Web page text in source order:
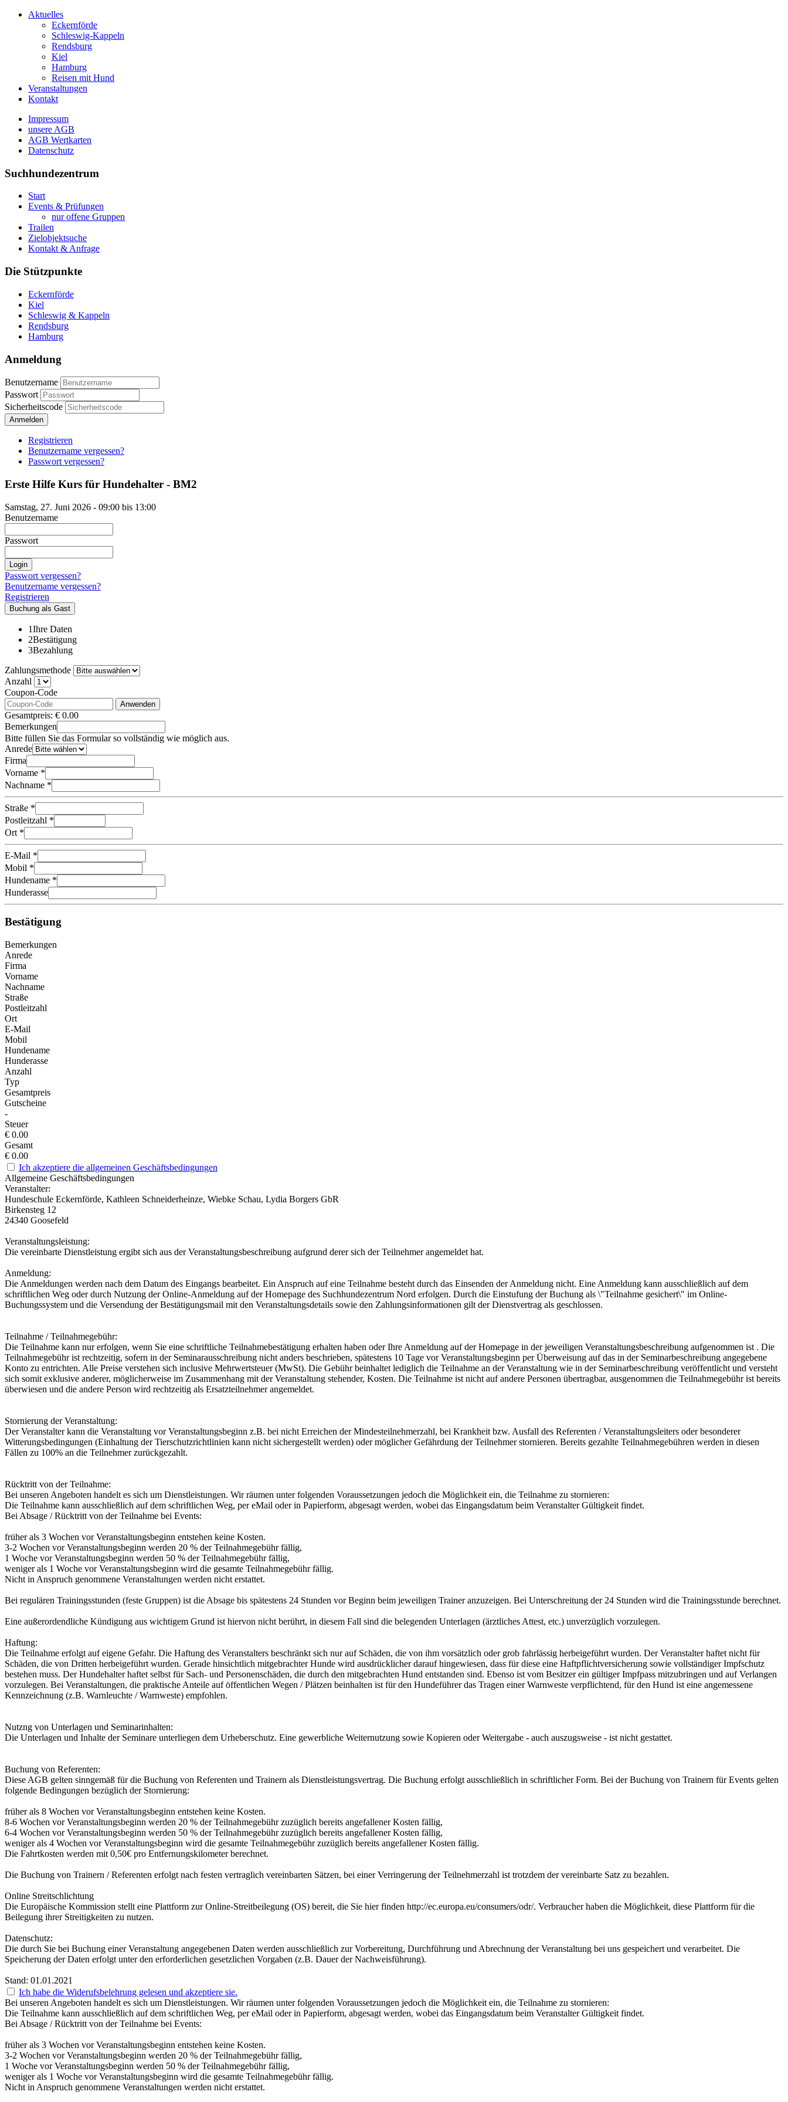
Aktuelles
Eckernförde
Schleswig-Kappeln
Rendsburg
Kiel
Hamburg
Reisen mit Hund
Veranstaltungen
Kontakt
Impressum
unsere AGB
AGB Wertkarten
Datenschutz
Suchhundezentrum
Start
Events & Prüfungen
nur offene Gruppen
Trailen
Zielobjektsuche
Kontakt & Anfrage
Die Stützpunkte
Eckernförde
Kiel
Schleswig & Kappeln
Rendsburg
Hamburg
Anmeldung
Benutzername
Passwort
Sicherheitscode
Anmelden
Registrieren
Benutzername vergessen?
Passwort vergessen?
Erste Hilfe Kurs für Hundehalter - BM2
Samstag, 27. Juni 2026 - 09:00 bis 13:00
Benutzername
Passwort
Login
Passwort vergessen?
Benutzername vergessen?
Registrieren
Buchung als Gast
1Ihre Daten
2Bestätigung
3Bezahlung
Zahlungsmethode
Anzahl
Coupon-Code
Anwenden
Gesamtpreis: € 0.00
Bemerkungen
Bitte füllen Sie das Formular so vollständig wie möglich aus.
Anrede
Firma
Vorname *
Nachname *
Straße *
Postleitzahl *
Ort *
E-Mail *
Mobil *
Hundename *
Hunderasse
Bestätigung
Bemerkungen
Anrede
Firma
Vorname
Nachname
Straße
Postleitzahl
Ort
E-Mail
Mobil
Hundename
Hunderasse
Anzahl
Typ
Gesamtpreis
Gutscheine
-
Steuer
€ 0.00
Gesamt
€ 0.00
Ich akzeptiere die allgemeinen Geschäftsbedingungen
Allgemeine Geschäftsbedingungen
Veranstalter:
Hundeschule Eckernförde, Kathleen Schneiderheinze, Wiebke Schau, Lydia Borgers GbR
Birkensteg 12
24340 Goosefeld
Veranstaltungsleistung:
Die vereinbarte Dienstleistung ergibt sich aus der Veranstaltungsbeschreibung aufgrund derer sich der Teilnehmer angemeldet hat.
Anmeldung:
Die Anmeldungen werden nach dem Datum des Eingangs bearbeitet. Ein Anspruch auf eine Teilnahme besteht durch das Einsenden der Anmeldung nicht. Eine Anmeldung kann ausschließlich auf dem
schriftlichen Weg oder durch Nutzung der Online-Anmeldung auf der Homepage des Suchhundezentrum Nord erfolgen. Durch die Einstufung der Buchung als \"Teilnahme gesichert\" im Online-
Buchungssystem und die Versendung der Bestätigungsmail mit den Veranstaltungsdetails sowie den Zahlungsinformationen gilt der Dienstvertrag als geschlossen.
Teilnahme / Teilnahmegebühr:
Die Teilnahme kann nur erfolgen, wenn Sie eine schriftliche Teilnahmebestätigung erhalten haben oder Ihre Anmeldung auf der Homepage in der jeweiligen Veranstaltungsbeschreibung aufgenommen ist . Die
Teilnahmegebühr ist rechtzeitig, sofern in der Seminarausschreibung nicht anders beschrieben, spätestens 10 Tage vor Veranstaltungsbeginn per Überweisung auf das in der Seminarbeschreibung angegebene
Konto zu entrichten. Alle Preise verstehen sich inclusive Mehrwertsteuer (MwSt). Die Gebühr beinhaltet lediglich die Teilnahme an der Veranstaltung wie in der Seminarbeschreibung veröffentlicht und versteht
sich somit exklusive anderer, möglicherweise im Zusammenhang mit der Veranstaltung stehender, Kosten. Die Teilnahme ist nicht auf andere Personen übertragbar, ausgenommen die Teilnahmegebühr ist bereits
überwiesen und die andere Person wird rechtzeitig als Ersatzteilnehmer angemeldet.
Stornierung der Veranstaltung:
Der Veranstalter kann die Veranstaltung vor Veranstaltungsbeginn z.B. bei nicht Erreichen der Mindesteilnehmerzahl, bei Krankheit bzw. Ausfall des Referenten / Veranstaltungsleiters oder besonderer
Witterungsbedingungen (Einhaltung der Tierschutzrichtlinien kann nicht sichergestellt werden) oder möglicher Gefährdung der Teilnehmer stornieren. Bereits gezahlte Teilnahmegebühren werden in diesen
Fällen zu 100% an die Teilnehmer zurückgezahlt.
Rücktritt von der Teilnahme:
Bei unseren Angeboten handelt es sich um Dienstleistungen. Wir räumen unter folgenden Voraussetzungen jedoch die Möglichkeit ein, die Teilnahme zu stornieren:
Die Teilnahme kann ausschließlich auf dem schriftlichen Weg, per eMail oder in Papierform, abgesagt werden, wobei das Eingangsdatum beim Veranstalter Gültigkeit findet.
Bei Absage / Rücktritt von der Teilnahme bei Events:
früher als 3 Wochen vor Veranstaltungsbeginn entstehen keine Kosten.
3-2 Wochen vor Veranstaltungsbeginn werden 20 % der Teilnahmegebühr fällig,
1 Woche vor Veranstaltungsbeginn werden 50 % der Teilnahmegebühr fällig,
weniger als 1 Woche vor Veranstaltungsbeginn wird die gesamte Teilnahmegebühr fällig.
Nicht in Anspruch genommene Veranstaltungen werden nicht erstattet.
Bei regulären Trainingsstunden (feste Gruppen) ist die Absage bis spätestens 24 Stunden vor Beginn beim jeweiligen Trainer anzuzeigen. Bei Unterschreitung der 24 Stunden wird die Trainingsstunde berechnet.
Eine außerordendliche Kündigung aus wichtigem Grund ist hiervon nicht berührt, in diesem Fall sind die belegenden Unterlagen (ärztliches Attest, etc.) unverzüglich vorzulegen.
Haftung:
Die Teilnahme erfolgt auf eigene Gefahr. Die Haftung des Veranstalters beschränkt sich nur auf Schäden, die von ihm vorsätzlich oder grob fahrlässig herbeigeführt wurden. Der Veranstalter haftet nicht für
Schäden, die von Dritten herbeigeführt wurden. Gerade hinsichtlich mitgebrachter Hunde wird ausdrücklicher darauf hingewiesen, dass für diese eine Haftpflichtversicherung sowie vollständiger Impfschutz
bestehen muss. Der Hundehalter haftet selbst für Sach- und Personenschäden, die durch den mitgebrachten Hund entstanden sind. Ebenso ist vom Besitzer ein gültiger Impfpass mitzubringen und auf Verlangen
vorzulegen. Bei Veranstaltungen, die praktische Anteile auf öffentlichen Wegen / Plätzen beinhalten ist für den Hundeführer das Tragen einer Warnweste verpflichtend, für den Hund ist eine angemessene
Kennzeichnung (z.B. Warnleuchte / Warnweste) empfohlen.
Nutzng von Unterlagen und Seminarinhalten:
Die Unterlagen und Inhalte der Seminare unterliegen dem Urheberschutz. Eine gewerbliche Weiternutzung sowie Kopieren oder Weitergabe - auch auszugsweise - ist nicht gestattet.
Buchung von Referenten:
Diese AGB gelten sinngemäß für die Buchung von Referenten und Trainern als Dienstleistungsvertrag. Die Buchung erfolgt ausschließlich in schriftlicher Form. Bei der Buchung von Trainern für Events gelten
folgende Bedingungen bezüglich der Stornierung:
früher als 8 Wochen vor Veranstaltungsbeginn entstehen keine Kosten.
8-6 Wochen vor Veranstaltungsbeginn werden 20 % der Teilnahmegebühr zuzüglich bereits angefallener Kosten fällig,
6-4 Wochen vor Veranstaltungsbeginn werden 50 % der Teilnahmegebühr zuzüglich bereits angefallener Kosten fällig,
weniger als 4 Wochen vor Veranstaltungsbeginn wird die gesamte Teilnahmegebühr zuzüglich bereits angefallener Kosten fällig.
Die Fahrtkosten werden mit 0,50€ pro Entfernungskilometer berechnet.
Die Buchung von Trainern / Referenten erfolgt nach festen vertraglich vereinbarten Sätzen, bei einer Verringerung der Teilnehmerzahl ist trotzdem der vereinbarte Satz zu bezahlen.
Online Streitschlichtung
Die Europäische Kommission stellt eine Plattform zur Online-Streitbeilegung (OS) bereit, die Sie hier finden http://ec.europa.eu/consumers/odr/. Verbraucher haben die Möglichkeit, diese Plattform für die
Beilegung ihrer Streitigkeiten zu nutzen.
Datenschutz:
Die durch Sie bei Buchung einer Veranstaltung angegebenen Daten werden ausschließlich zur Vorbereitung, Durchführung und Abrechnung der Veranstaltung bei uns gespeichert und verarbeitet. Die
Speicherung der Daten erfolgt unter den erforderlichen gesetzlichen Vorgaben (z.B. Dauer der Nachweisführung).
Stand: 01.01.2021
Ich habe die Widerufsbelehrung gelesen und akzeptiere sie.
Bei unseren Angeboten handelt es sich um Dienstleistungen. Wir räumen unter folgenden Voraussetzungen jedoch die Möglichkeit ein, die Teilnahme zu stornieren:
Die Teilnahme kann ausschließlich auf dem schriftlichen Weg, per eMail oder in Papierform, abgesagt werden, wobei das Eingangsdatum beim Veranstalter Gültigkeit findet.
Bei Absage / Rücktritt von der Teilnahme bei Events:
früher als 3 Wochen vor Veranstaltungsbeginn entstehen keine Kosten.
3-2 Wochen vor Veranstaltungsbeginn werden 20 % der Teilnahmegebühr fällig,
1 Woche vor Veranstaltungsbeginn werden 50 % der Teilnahmegebühr fällig,
weniger als 1 Woche vor Veranstaltungsbeginn wird die gesamte Teilnahmegebühr fällig.
Nicht in Anspruch genommene Veranstaltungen werden nicht erstattet.